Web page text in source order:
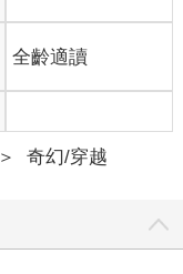
全齡適讀
＞ 奇幻/穿越